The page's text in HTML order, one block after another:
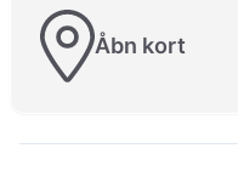
Åbn kort